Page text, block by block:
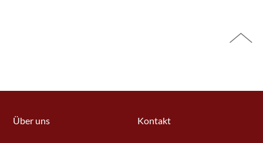
Über uns Kontakt